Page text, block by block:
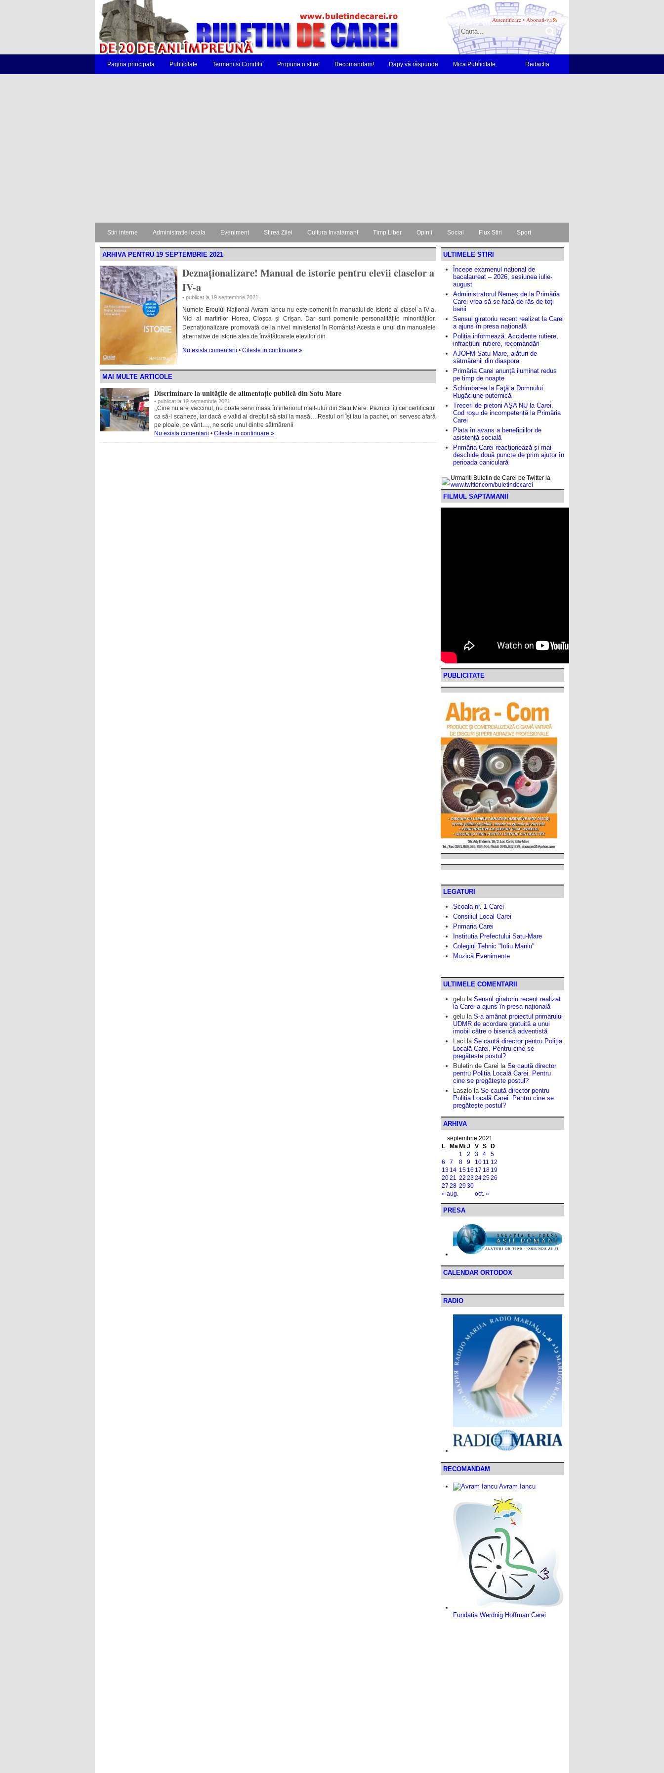
Autentificare • Abonati-va
Pagina principala Publicitate Termeni si Conditii Propune o stire! Recomandam! Dapy vă răspunde Mica Publicitate Redactia
Stiri interne Administratie locala Eveniment Stirea Zilei Cultura Invatamant Timp Liber Opinii Social Flux Stiri Sport
ARHIVA PENTRU 19 SEPTEMBRIE 2021
Deznaționalizare! Manual de istorie pentru elevii claselor a
IV-a
• publicat la 19 septembrie 2021
Numele Eroului Național Avram Iancu nu este pomenit în manualul de Istorie al clasei a IV-a.
Nici al martirilor Horea, Cloșca și Crișan. Dar sunt pomenite personalitățile minorităților.
Deznaționalizare promovată de la nivel ministerial în România! Acesta e unul din manualele
alternative de istorie ales de învățătoarele elevilor din
Nu exista comentarii •Citeste in continuare »
MAI MULTE ARTICOLE
Discriminare la unitățile de alimentație publică din Satu Mare
• publicat la 19 septembrie 2021
,,Cine nu are vaccinul, nu poate servi masa în interiorul mall-ului din Satu Mare. Paznicii îți cer certificatul
ca să-l scaneze, iar dacă e valid ai dreptul să stai la masă… Restul ori își iau la pachet, ori servesc afară
pe ploaie, pe vânt…,, ne scrie unul dintre sătmărenii
Nu exista comentarii • Citeste in continuare »
ULTIMELE STIRI
Începe examenul național de
bacalaureat – 2026, sesiunea iulie-
august
Administratorul Nemeș de la Primăria
Carei vrea să se facă de râs de toți
banii
Sensul giratoriu recent realizat la Carei
a ajuns în presa națională
Poliția informează. Accidente rutiere,
infracțiuni rutiere, recomandări
AJOFM Satu Mare, alături de
sătmărenii din diaspora
Primăria Carei anunță iluminat redus
pe timp de noapte
Schimbarea la Faţă a Domnului.
Rugăciune puternică
Treceri de pietoni AȘA NU la Carei.
Cod roșu de incompetență la Primăria
Carei
Plata în avans a beneficiilor de
asistență socială
Primăria Carei reacționează și mai
deschide două puncte de prim ajutor în
perioada caniculară
Urmariti Buletin de Carei pe Twitter la
www.twitter.com/buletindecarei
FILMUL SAPTAMANII
PUBLICITATE
LEGATURI
Scoala nr. 1 Carei
Consiliul Local Carei
Primaria Carei
Institutia Prefectului Satu-Mare
Colegiul Tehnic "Iuliu Maniu"
Muzică Evenimente
ULTIMELE COMENTARII
gelu la Sensul giratoriu recent realizat
la Carei a ajuns în presa națională
gelu la S-a amânat proiectul primarului
UDMR de acordare gratuită a unui
imobil către o biserică adventistă
Laci la Se caută director pentru Poliția
Locală Carei. Pentru cine se
pregătește postul?
Buletin de Carei la Se caută director
pentru Poliția Locală Carei. Pentru
cine se pregătește postul?
Laszlo la Se caută director pentru
Poliția Locală Carei. Pentru cine se
pregătește postul?
ARHIVA
septembrie 2021
L
Ma Mi J V S D
« aug. oct. »
1 2 3 4
5
6
7 8 9 10 11 12
13 14 15 16 17 18 19
2021 22 23242526
27 28 2930
PRESA
CALENDAR ORTODOX
RADIO
RECOMANDAM
Avram Iancu
Fundatia Werdnig Hoffman Carei